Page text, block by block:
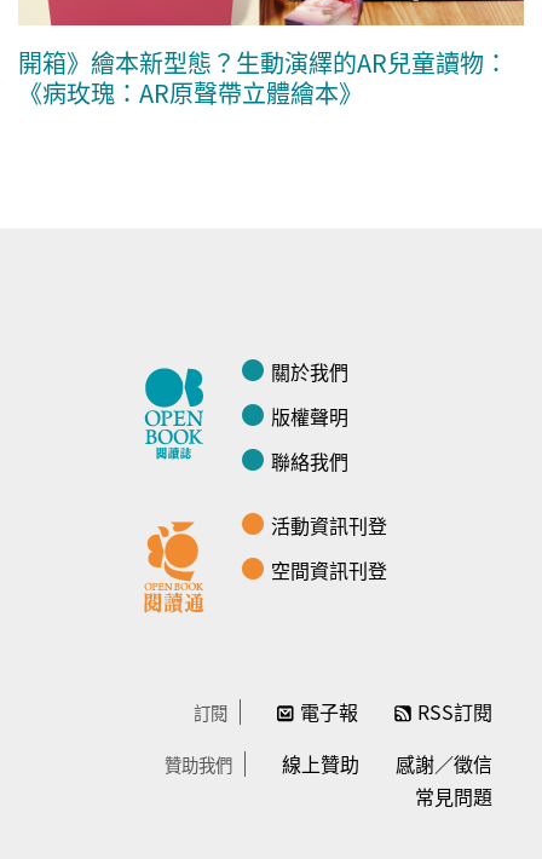
開箱》繪本新型態？生動演繹的AR兒童讀物：
《病玫瑰：AR原聲帶立體繪本》
關於我們
版權聲明
聯絡我們
活動資訊刊登
空間資訊刊登
訂閱 電子報 RSS訂閱
贊助我們 線上贊助
感謝／徵信
常見問題